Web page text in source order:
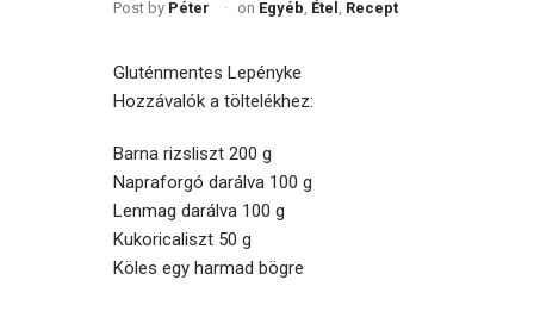
Post by Péter on Egyéb Étel Recept
Gluténmentes Lepényke
Hozzávalók a töltelékhez:
Barna rizsliszt 200 g
Napraforgó darálva 100 g
Lenmag darálva 100 g
Kukoricaliszt 50 g
Köles egy harmad bögre